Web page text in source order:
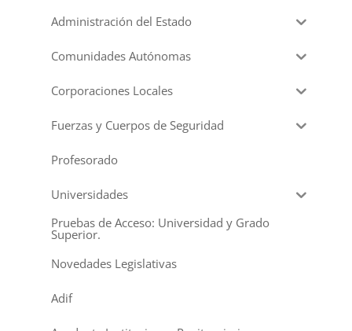
Administración del Estado
Comunidades Autónomas
Corporaciones Locales
Fuerzas y Cuerpos de Seguridad
Profesorado
Universidades
Pruebas de Acceso: Universidad y Grado
Superior.
Novedades Legislativas
Adif